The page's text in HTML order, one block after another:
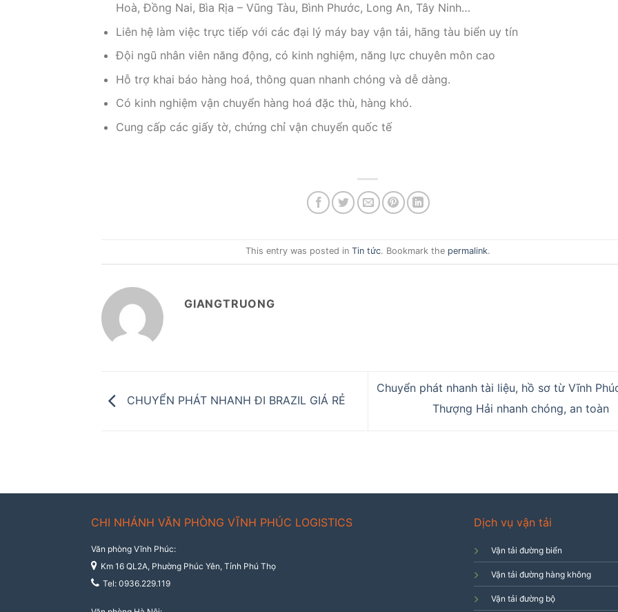
Hoà, Đồng Nai, Bìa Rịa – Vũng Tàu, Bình Phước, Long An, Tây Ninh…
Liên hệ làm việc trực tiếp với các đại lý máy bay vận tải, hãng tàu biển uy tín
Đội ngũ nhân viên năng động, có kinh nghiệm, năng lực chuyên môn cao
Hỗ trợ khai báo hàng hoá, thông quan nhanh chóng và dễ dàng.
Có kinh nghiệm vận chuyển hàng hoá đặc thù, hàng khó.
Cung cấp các giấy tờ, chứng chỉ vận chuyển quốc tế
This entry was posted in Tin tức. Bookmark the permalink.
GIANGTRUONG
CHUYỂN PHÁT NHANH ĐI BRAZIL GIÁ RẺ
Chuyển phát nhanh tài liệu, hồ sơ từ Vĩnh
Thượng Hải nhanh chóng, an toàn
CHI NHÁNH VĂN PHÒNG VĨNH PHÚC LOGISTICS
Văn phòng Vĩnh Phúc:
Km 16 QL2A, Phường Phúc Yên, Tỉnh Phú Thọ
Tel: 0936.229.119
Dịch vụ vận tải
Vận tải đường biển
Vận tải đường hàng không
Vận tải đường bộ